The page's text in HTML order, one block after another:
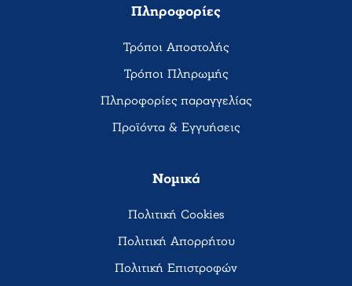
Πληροφορίες
Τρόποι Αποστολής
Τρόποι Πληρωμής
Πληροφορίες παραγγελίας
Προϊόντα & Εγγυήσεις
Νομικά
Πολιτική Cookies
Πολιτική Απορρήτου
Πολιτική Επιστροφών